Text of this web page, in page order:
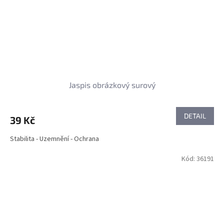
Jaspis obrázkový surový
39 Kč DETAIL
Stabilita - Uzemnění - Ochrana
Kód: 36191